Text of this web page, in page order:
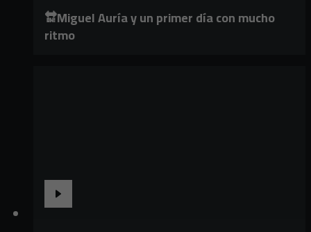
🔛Miguel Auría y un primer día con mucho
ritmo